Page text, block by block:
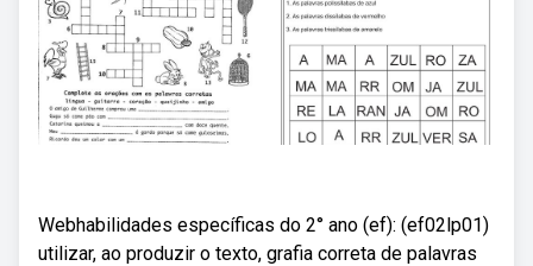
Webhabilidades específicas do 2° ano (ef): (ef02lp01)
utilizar, ao produzir o texto, grafia correta de palavras